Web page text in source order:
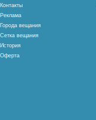
Контакты
Реклама
Города вещания
Сетка вещания
История
Оферта